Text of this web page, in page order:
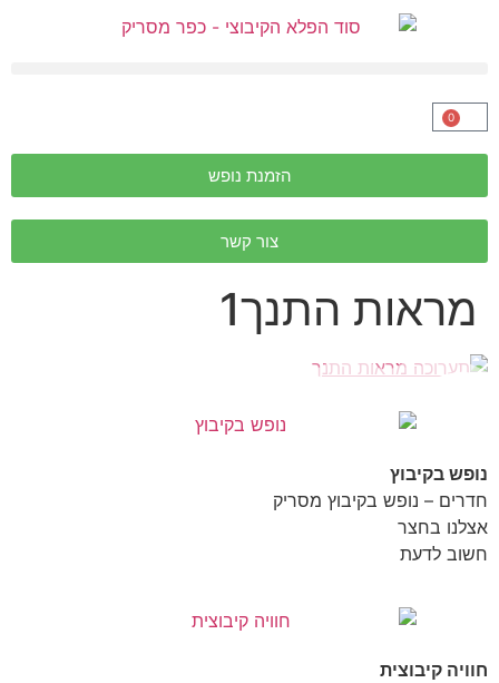
0
הזמנת נופש
צור קשר
מראות התנך1
נופש בקיבוץ
חדרים – נופש בקיבוץ מסריק
אצלנו בחצר
חשוב לדעת
חוויה קיבוצית